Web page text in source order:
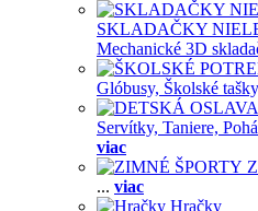
SKLADAČKY
Mechanické 3D
Glóbusy, Školské
Servítky, Taniere,
viac
... viac
Hračky